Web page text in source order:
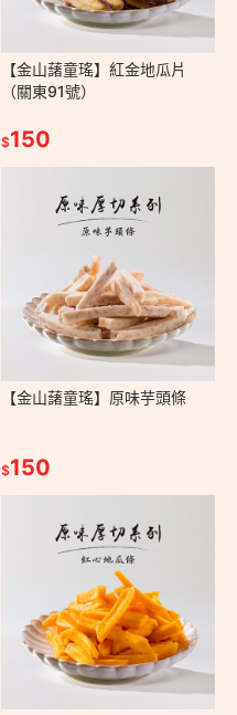
【金山藷童瑤】紅金地瓜片
（關東91號）
$150
【金山藷童瑤】原味芋頭條
$150